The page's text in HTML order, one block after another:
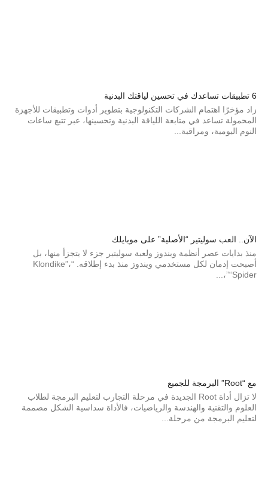
6 تطبيقات تساعدك في تحسين لياقتك البدنية
زاد مؤخرًا اهتمام الشركات التكنولوجية بتطوير أدوات وتطبيقات للأجهزة
المحمولة تساعد في متابعة اللياقة البدنية وتحسينها، عبر تتبع ساعات
النوم اليومية، ومراقبة...
الآن.. العب سوليتير “الأصلية” على موبايلك
منذ بدايات عصر أنظمة ويندوز ولعبة سوليتير جزء لا يتجزأ منها، بل
أصبحت إدمان لكل مستخدمي ويندوز منذ بدء إطلاقه. “Klondike”،
“Spider”،...
مع “Root” البرمجة للجميع
لا تزال أداة Root الجديدة في مرحلة التجارب لتعليم البرمجة لطلاب
العلوم والتقنية والهندسة والرياضيات، فالأداة سداسية الشكل مصممة
لتعليم البرمجة من مرحلة...